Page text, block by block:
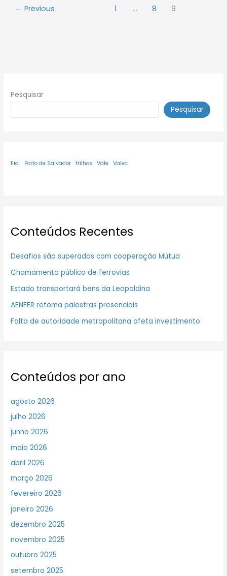
← Previous 1 … 8 9
Pesquisar
Pesquisar
Fiol Porto de Salvador trilhos Vale Valec
Conteúdos Recentes
Desafios são superados com cooperação Mútua
Chamamento público de ferrovias
Estado transportará bens da Leopoldina
AENFER retoma palestras presenciais
Falta de autoridade metropolitana afeta investimento
Conteúdos por ano
agosto 2026
julho 2026
junho 2026
maio 2026
abril 2026
março 2026
fevereiro 2026
janeiro 2026
dezembro 2025
novembro 2025
outubro 2025
setembro 2025